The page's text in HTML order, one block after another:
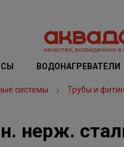
ВОДОНАГРЕВАТЕЛИ
системы Трубы и
нерж.